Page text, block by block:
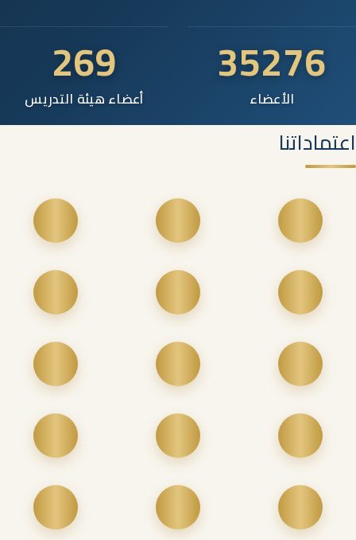
35276
الأعضاء
269
أعضاء هيئة التدريس
اعتماداتنا